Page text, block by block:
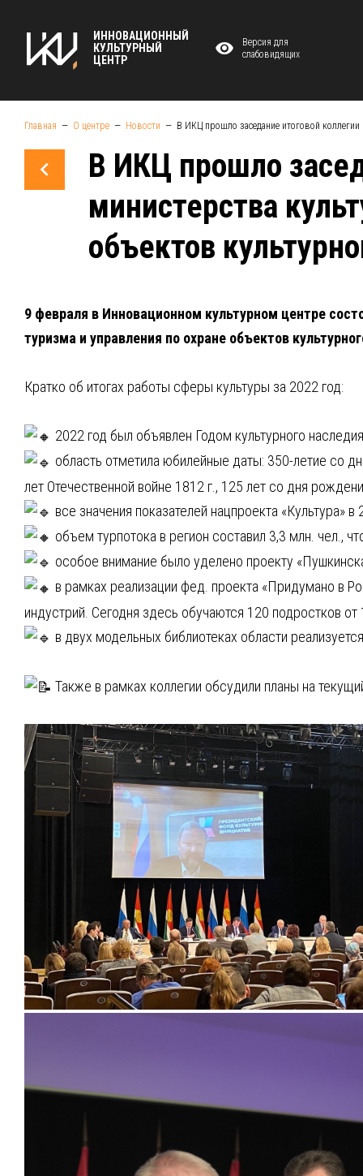
ИННОВАЦИОННЫЙ
КУЛЬТУРНЫЙ
ЦЕНТР
Версия для
слабовидящих
Главная О центре Новости В ИКЦ прошло заседание итоговой коллегии
В ИКЦ прошло
министерства
объектов
9 февраля в Инновационном культурном центре
туризма и управления по охране объектов
Кратко об итогах работы сферы культуры за 2022 год:
2022 год был объявлен Годом культурного
область отметила юбилейные даты: 350-летие со
лет Отечественной войне 1812 г., 125 лет со дня
все значения показателей нацпроекта «Культура»
объем турпотока в регион составил 3,3 млн. чел.,
особое внимание было уделено проекту
в рамках реализации фед. проекта «Придумано в
индустрий. Сегодня здесь обучаются 120 подростков
в двух модельных библиотеках области
Также в рамках коллегии обсудили планы на